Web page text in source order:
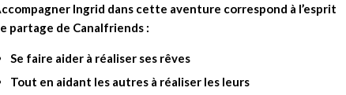
Ingrid dans cette aventure correspond à l’esprit
partage de Canalfriends :
Se faire aider à réaliser ses rêves
Tout en aidant les autres à réaliser les leurs